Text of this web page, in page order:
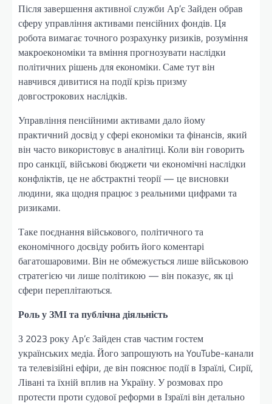
Після завершення активної служби Ар’є Зайден обрав
сферу управління активами пенсійних фондів. Ця
робота вимагає точного розрахунку ризиків, розуміння
макроекономіки та вміння прогнозувати наслідки
політичних рішень для економіки. Саме тут він
навчився дивитися на події крізь призму
довгострокових наслідків.
Управління пенсійними активами дало йому
практичний досвід у сфері економіки та фінансів, який
він часто використовує в аналітиці. Коли він говорить
про санкції, військові бюджети чи економічні наслідки
конфліктів, це не абстрактні теорії — це висновки
людини, яка щодня працює з реальними цифрами та
ризиками.
Таке поєднання військового, політичного та
економічного досвіду робить його коментарі
багатошаровими. Він не обмежується лише військовою
стратегією чи лише політикою — він показує, як ці
сфери переплітаються.
Роль у ЗМІ та публічна діяльність
З 2023 року Ар’є Зайден став частим гостем
українських медіа. Його запрошують на YouTube-канали
та телевізійні ефіри, де він пояснює події в Ізраїлі, Сирії,
Лівані та їхній вплив на Україну. У розмовах про
протести проти судової реформи в Ізраїлі він детально